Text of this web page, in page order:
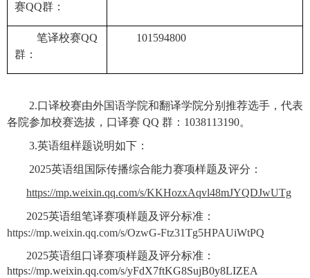
赛QQ群：
笔译校赛QQ
群：
101594800
2.口译校赛由外国语学院和翻译学院分别推荐选手，代表
各院参加校赛选拔，口译赛 QQ 群：1038113190。
3.英语组样题说明如下：
2025英语组国际传播综合能力赛项样题及评分：
https://mp.weixin.qq.com/s/KKHozxAqvl48mJYQDJwUTg
2025英语组笔译赛项样题及评分标准：
https://mp.weixin.qq.com/s/OzwG-Ftz31Tg5HPAUiWtPQ
2025英语组口译赛项样题及评分标准：
https://mp.weixin.qq.com/s/yFdX7ftKG8SujB0y8LIZEA